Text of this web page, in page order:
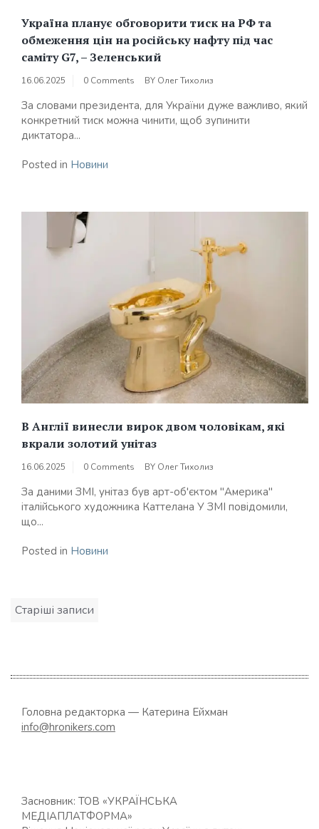
Україна планує обговорити тиск на РФ та
обмеження цін на російську нафту під час
саміту G7, – Зеленський
16.06.2025 0 Comments BY Олег Тихолиз
За словами президента, для України дуже важливо, який
конкретний тиск можна чинити, щоб зупинити
диктатора...
Posted in Новини
В Англії винесли вирок двом чоловікам, які
вкрали золотий унітаз
16.06.2025 0 Comments BY Олег Тихолиз
За даними ЗМІ, унітаз був арт-об'єктом "Америка"
італійського художника Каттелана У ЗМІ повідомили,
що...
Posted in Новини
Навігація
Старіші записи
Головна редакторка — Катерина Ейхман
info@hronikers.com
Засновник: ТОВ «УКРАЇНСЬКА
МЕДІАПЛАТФОРМА»